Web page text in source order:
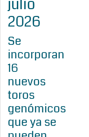
julio
2026
Se
incorporan
16
nuevos
toros
genómicos
que ya se